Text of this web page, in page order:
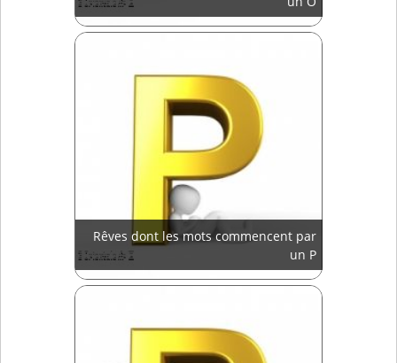
Rêves dont les mots commencent par
un P